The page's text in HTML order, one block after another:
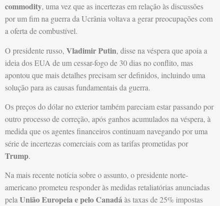
commodity, uma vez que as incertezas em relação às discussões
por um fim na guerra da Ucrânia voltava a gerar preocupações com
a oferta de combustível.
O presidente russo, Vladimir Putin, disse na véspera que apoia a
ideia dos EUA de um cessar-fogo de 30 dias no conflito, mas
apontou que mais detalhes precisam ser definidos, incluindo uma
solução para as causas fundamentais da guerra.
Os preços do dólar no exterior também pareciam estar passando por
outro processo de correção, após ganhos acumulados na véspera, à
medida que os agentes financeiros continuam navegando por uma
série de incertezas comerciais com as tarifas prometidas por
Trump.
Na mais recente notícia sobre o assunto, o presidente norte-
americano prometeu responder às medidas retaliatórias anunciadas
pelaUnião Europeia e pelo Canadáàs taxas de 25% impostas